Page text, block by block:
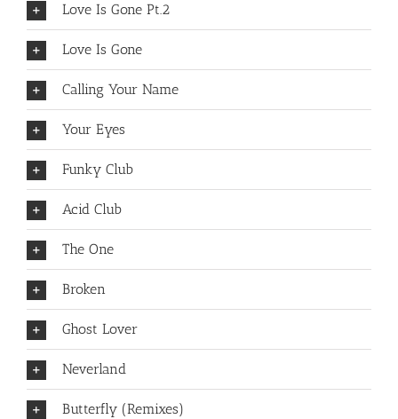
Love Is Gone Pt.2
Love Is Gone
Calling Your Name
Your Eyes
Funky Club
Acid Club
The One
Broken
Ghost Lover
Neverland
Butterfly (Remixes)